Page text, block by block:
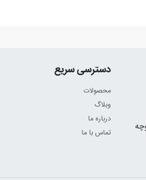
دسترسی سریع
محصولات
وبلاگ
درباره ما
تماس با ما